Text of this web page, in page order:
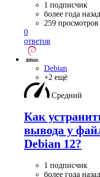
1 подписчик
более года назад
259 просмотров
0
ответов
Debian
+2 ещё
Средний
Как
вывода у
Debian 12?
1 подписчик
более года назад